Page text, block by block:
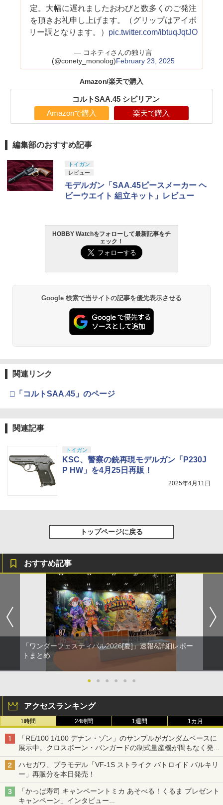
定。大幅に遅れましたおわびと数多くのご発注
を頂きお礼申し上げます。（グリップはアイボ
リー調となります。） pic.twitter.com/ibtuqJqtJO
— コネティさんの独り言
(@conety_monolog)February 23, 2025
Amazon/楽天で購入
コルトSAA.45 シビリアン
Amazonで購入 楽天で購入
編集部のおすすめ記事
トイガン
レビュー
モデルガン「SAA.45ピースメーカー ヘ
ビーウエイト 組立キット」レビュー
HOBBY Watchをフォローして最新記事をチ
ェック！
Google 検索で当サイトの記事を優先表示させる
関連リンク
□「コルトSAA.45」のページ
関連記事
トイガン
KSC、警察の銃再現モデルガン「P230J
P HW」を4月25日再販！
2025年4月11日
トップページに戻る
おすすめ記事
「ワンダーフェスティバル2026[夏]」速報&詳細レポー
トまとめ
● ● ● ● ● ●
アクセスランキング
1時間 24時間 1週間 1カ月
「RE/100 1/100 デナン・ゾン」のサンプルがガンダムベースに
展示中。クロスボーン・バンガードの制式量産機が間もなく発送
【ガンダムベース撮り下ろし】
ハセガワ、プラモデル「VF-1S ストライク バトロイド バルキリ
ー」再販分を本日発売！
「かっぱ寿司 キャンペーントミカ あそべる！くるま プレゼント
キャンペーン」インタビュー